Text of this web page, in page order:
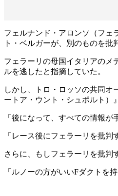
フェルナンド・アロンソ（フェ
ト・ベルガーが、別のものを批
フェラーリの母国イタリアのメ
ルを逃したと指摘していた。
しかし、トロ・ロッソの共同オ
ートア・ウント・シュポルト）
「後になって、すべての情報
「レース後にフェラーリを批
さらに、もしフェラーリを批判
「ルノーの方がいいFダクトを